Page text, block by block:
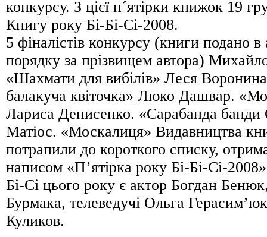
конкурсу. З цієї п´ятірки книжок 19
Книгу року Бі-Бі-Сі-2008.
5 фіналістів конкурсу (книги подано
порядку за прізвищем автора)
«Шахмати для вибілів» Леся
балакуча квіточка» Люко Дашвар.
Лариса Денисенко. «Сарабанда банди
Матіос. «Москалиця» Видавництва
потрапили до короткого списку,
написом «П’ятірка року Бі-Бі-Сі-
Бі-Сі цього року є актор Богдан
Бурмака, телеведучі Ольга
Куликов.